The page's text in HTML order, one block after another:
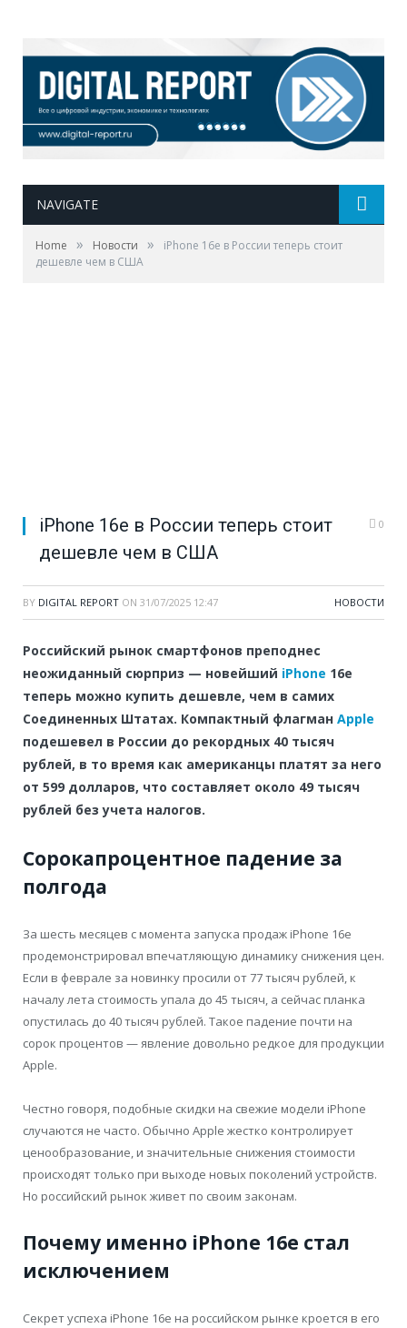
NAVIGATE
Home » Новости »
iPhone 16e в России теперь стоит
дешевле чем в США
iPhone 16e в России теперь стоит
дешевле чем в США
0
BY DIGITAL REPORT ON 31/07/2025 12:47 НОВОСТИ
Российский рынок смартфонов преподнес
неожиданный сюрприз — новейший iPhone 16e
теперь можно купить дешевле, чем в самих
Соединенных Штатах. Компактный флагман Apple
подешевел в России до рекордных 40 тысяч
рублей, в то время как американцы платят за него
от 599 долларов, что составляет около 49 тысяч
рублей без учета налогов.
Сорокапроцентное падение за
полгода
За шесть месяцев с момента запуска продаж iPhone 16e
продемонстрировал впечатляющую динамику снижения цен.
Если в феврале за новинку просили от 77 тысяч рублей, к
началу лета стоимость упала до 45 тысяч, а сейчас планка
опустилась до 40 тысяч рублей. Такое падение почти на
сорок процентов — явление довольно редкое для продукции
Apple.
Честно говоря, подобные скидки на свежие модели iPhone
случаются не часто. Обычно Apple жестко контролирует
ценообразование, и значительные снижения стоимости
происходят только при выходе новых поколений устройств.
Но российский рынок живет по своим законам.
Почему именно iPhone 16e стал
исключением
Секрет успеха iPhone 16e на российском рынке кроется в его